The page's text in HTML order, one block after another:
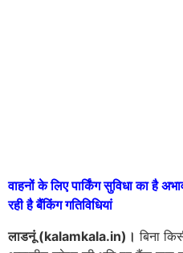
वाहनों के लिए पार्किंग सुविधा का है
रही है बैंकिंग गतिविधियां
लाडनूं (kalamkala.in)। बिना